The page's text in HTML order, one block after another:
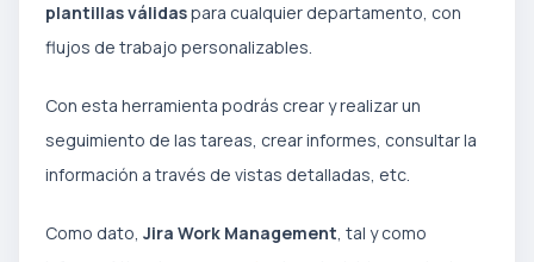
plantillas válidaspara cualquier departamento, con
flujos de trabajo personalizables.
Con esta herramienta podrás crear y realizar un
seguimiento de las tareas, crear informes, consultar la
información a través de vistas detalladas, etc.
Como dato, Jira Work Management, tal y como